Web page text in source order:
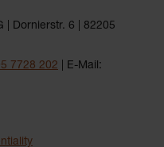
| Dornierstr. 6 | 82205
7728 202 | E-Mail: